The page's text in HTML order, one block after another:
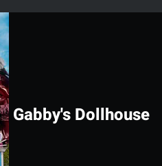
Gabby's Dollhouse